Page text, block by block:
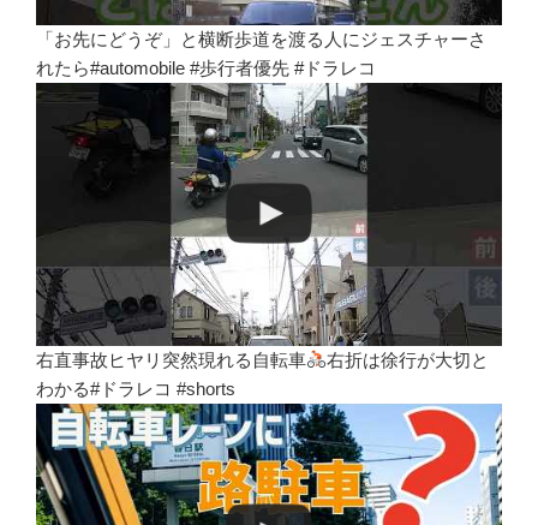
「お先にどうぞ」と横断歩道を渡る人にジェスチャーさ
れたら#automobile #歩行者優先 #ドラレコ
右直事故ヒヤリ突然現れる自転車
右折は徐行が大切と
わかる#ドラレコ #shorts